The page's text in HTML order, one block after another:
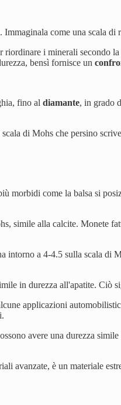
. Immaginala come una scala di
i minerali secondo
bensì fornisce un
fino al diamante, in grado
di Mohs che persino
morbidi come la balsa si
simile alla calcite. Monete
intorno a 4-4.5 sulla scala
in durezza all'apatite. Ciò
applicazioni
avere una durezza
avanzate, è un materiale